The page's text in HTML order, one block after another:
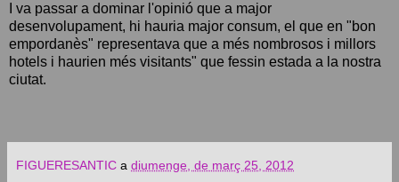
I va passar a dominar l'opinió que a major
desenvolupament, hi hauria major consum, el que en "bon
empordanès" representava que a més nombrosos i millors
hotels i haurien més visitants" que fessin estada a la nostra
ciutat.
FIGUERESANTIC a diumenge, de març 25, 2012